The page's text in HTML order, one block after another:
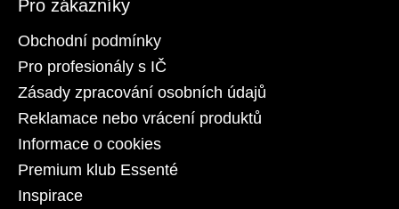
Pro zákazníky
Obchodní podmínky
Pro profesionály s IČ
Zásady zpracování osobních údajů
Reklamace nebo vrácení produktů
Informace o cookies
Premium klub Essenté
Inspirace